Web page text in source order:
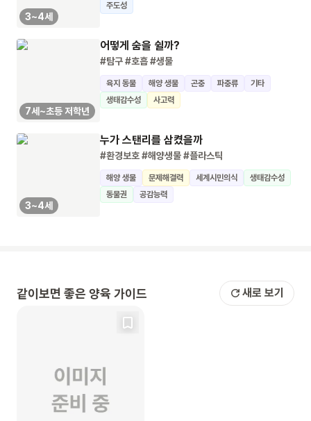
3~4세
주도성
7세~초등 저학년
어떻게 숨을 쉴까?
#탐구#호흡#생물
육지 동물 해양 생물 곤충 파충류
기타
생태감수성
사고력
3~4세
누가 스탠리를 삼켰을까
#환경보호#해양생물#플라스틱
해양 생물 문제해결력 세계시민의식
생태감수성
동물권
공감능력
같이보면 좋은 양육 가이드 새로 보기